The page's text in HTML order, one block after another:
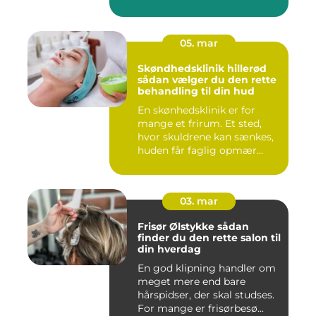
05. mar
Skøndhedsklinik hillerød
sådan vælger du den rette
behandling til din hud
En skønhedsklinik er for
mange et frirum. Et sted,
hvor skuldrene kan sænkes,
huden får faglig opmær...
03. mar
Frisør Ølstykke sådan
finder du den rette salon til
din hverdag
En god klipning handler om
meget mere end bare
hårspidser, der skal studses.
For mange er frisørbesø...